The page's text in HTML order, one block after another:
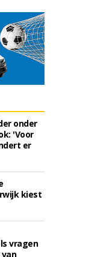
onder
'Voor
er
kiest
vragen